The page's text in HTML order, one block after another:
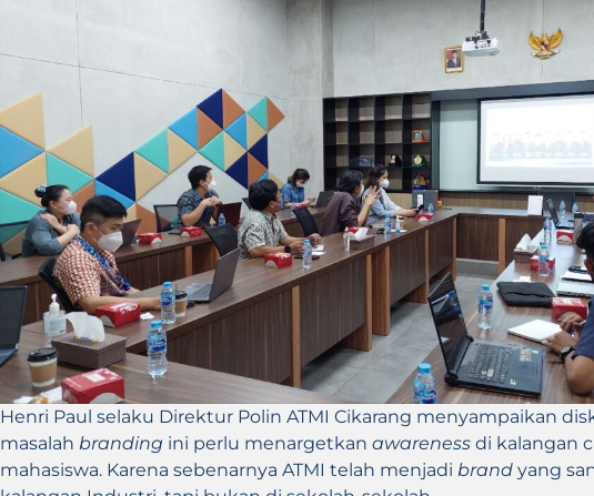
Henri Paul selaku Direktur Polin ATMI Cikarang menyampaikan
masalah branding ini perlu menargetkan awareness di kalangan
mahasiswa. Karena sebenarnya ATMI telah menjadi brand yang